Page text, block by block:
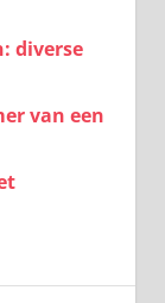
diverse
van een